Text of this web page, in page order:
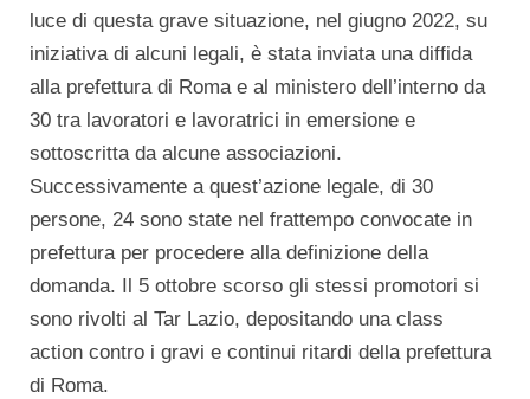
luce di questa grave situazione, nel giugno 2022, su
iniziativa di alcuni legali, è stata inviata una diffida
alla prefettura di Roma e al ministero dell’interno da
30 tra lavoratori e lavoratrici in emersione e
sottoscritta da alcune associazioni.
Successivamente a quest’azione legale, di 30
persone, 24 sono state nel frattempo convocate in
prefettura per procedere alla definizione della
domanda. Il 5 ottobre scorso gli stessi promotori si
sono rivolti al Tar Lazio, depositando una class
action contro i gravi e continui ritardi della prefettura
di Roma.